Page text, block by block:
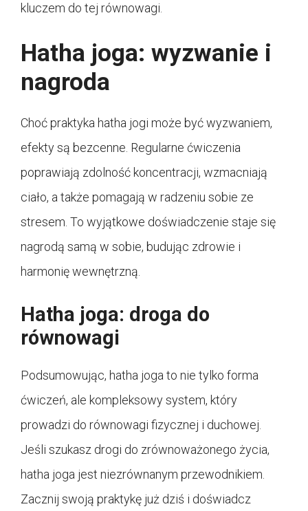
kluczem do tej równowagi.
Hatha joga: wyzwanie i
nagroda
Choć praktyka hatha jogi może być wyzwaniem,
efekty są bezcenne. Regularne ćwiczenia
poprawiają zdolność koncentracji, wzmacniają
ciało, a także pomagają w radzeniu sobie ze
stresem. To wyjątkowe doświadczenie staje się
nagrodą samą w sobie, budując zdrowie i
harmonię wewnętrzną.
Hatha joga: droga do
równowagi
Podsumowując, hatha joga to nie tylko forma
ćwiczeń, ale kompleksowy system, który
prowadzi do równowagi fizycznej i duchowej.
Jeśli szukasz drogi do zrównoważonego życia,
hatha joga jest niezrównanym przewodnikiem.
Zacznij swoją praktykę już dziś i doświadcz